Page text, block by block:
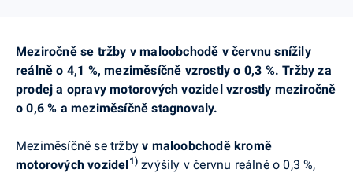
Meziročně se tržby v maloobchodě v červnu snížily
reálně o 4,1 %, meziměsíčně vzrostly o 0,3 %. Tržby za
prodej a opravy motorových vozidel vzrostly meziročně
o 0,6 % a meziměsíčně stagnovaly.
Meziměsíčně se tržbyv maloobchodě kromě
motorových vozidel1) zvýšily v červnu reálně o 0,3 %,